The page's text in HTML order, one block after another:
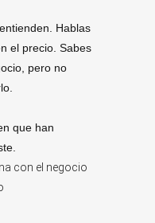
Hablas
el precio. Sabes
pero no
que han